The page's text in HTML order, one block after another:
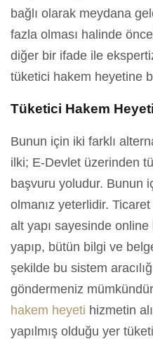
bağlı olarak meydana
fazla olması halinde
diğer bir ifade ile
tüketici hakem heyetine
Tüketici Hakem
Bunun için iki farklı
ilki; E-Devlet üzerinden
başvuru yoludur. Bunun
olmanız yeterlidir.
alt yapı sayesinde
yapıp, bütün bilgi ve
şekilde bu sistem
göndermeniz
hakem heyeti hizmetin
yapılmış olduğu yer